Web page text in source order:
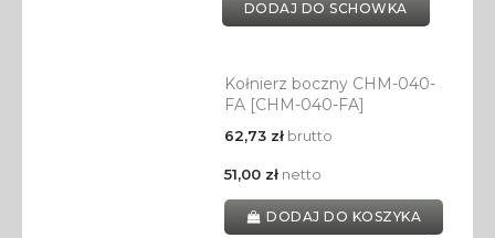
DODAJ DO SCHOWKA
Kołnierz boczny CHM-040-
FA [CHM-040-FA]
62,73 złbrutto
51,00 złnetto
DODAJ DO KOSZYKA